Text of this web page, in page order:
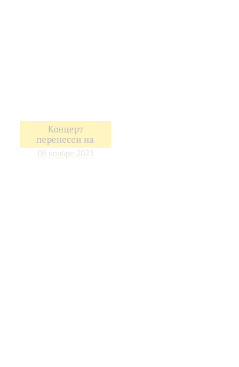
Концерт
перенесен на
08 ноября 2023